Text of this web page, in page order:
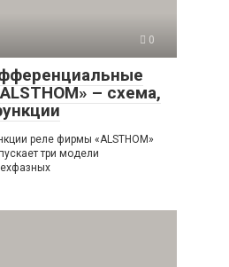
0
– схема,
реле фирмы «ALSTHOM»
три модели